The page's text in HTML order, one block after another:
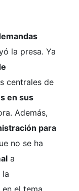
la presa. Ya
centrales de
en sus
Además,
para
no se ha
a
la